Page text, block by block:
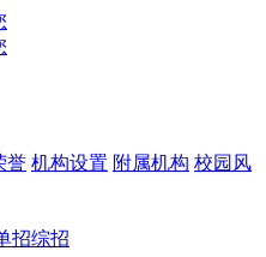
誉 机构设置 附属机构 校园风
招综招